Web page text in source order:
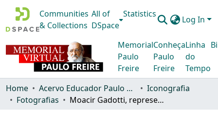
Communities
& Collections
All of
DSpace
Statistics
Log In
Memorial
Paulo
Freire
Conheça
Paulo
Freire
Linha
do
Tempo
Home Acervo Educador Paulo Freire
Iconografia
Fotografias
Moacir Gadotti, representando Paulo Freire na assinatura do livro de fundação do PT